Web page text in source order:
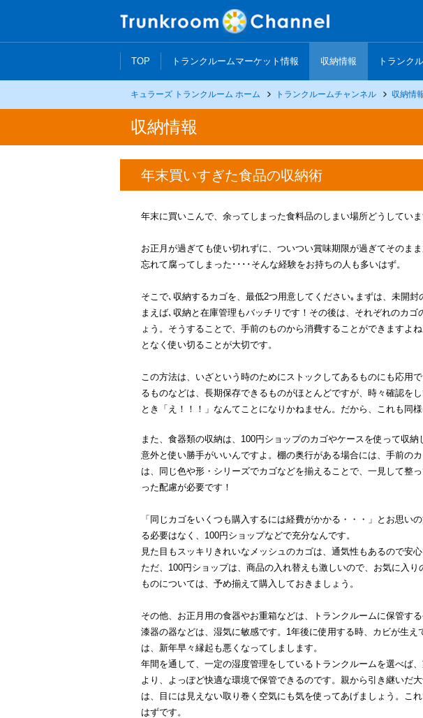
TOP トランクルームマーケット情報 収納情報 トランク
キュラーズ トランクルーム ホーム トランクルームチャンネル 収納情
収納情報
年末買いすぎた食品の収納術
年末に買いこんで、余ってしまった食料品のしまい場所どうしてい
お正月が過ぎても使い切れずに、ついつい賞味期限が過ぎてそのま
忘れて腐ってしまった････そんな経験をお持ちの人も多いはず。
そこで､収納するカゴを、最低2つ用意してください｡まずは、未開
まえば､収納と在庫管理もバッチリです！その後は、それぞれのカゴ
ょう。そうすることで、手前のものから消費することができますよ
となく使い切ることが大切です。
この方法は、いざという時のためにストックしてあるものにも応用
るものなどは、長期保存できるものがほとんどですが、時々確認を
とき「え！！！」なんてことになりかねません。だから、これも同
また、食器類の収納は、100円ショップのカゴやケースを使って収納
意外と使い勝手がいいんですよ。棚の奥行がある場合には、手前の
は、同じ色や形・シリーズでカゴなどを揃えることで、一見して整
った配慮が必要です！
「同じカゴをいくつも購入するには経費がかかる・・・」とお思い
る必要はなく、100円ショップなどで充分なんです。
見た目もスッキリきれいなメッシュのカゴは、通気性もあるので安心
ただ、100円ショップは、商品の入れ替えも激しいので、お気に入り
ものについては、予め揃えて購入しておきましょう。
その他、お正月用の食器やお重箱などは、トランクルームに保管する
漆器の器などは、湿気に敏感です。1年後に使用する時、カビが生え
は、新年早々縁起も悪くなってしまします。
年間を通して、一定の湿度管理をしているトランクルームを選べば
より、よっぽど快適な環境で保管できるのです。親から引き継いだ
は、目には見えない取り巻く空気にも気を使ってあげましょう。こ
はずです。